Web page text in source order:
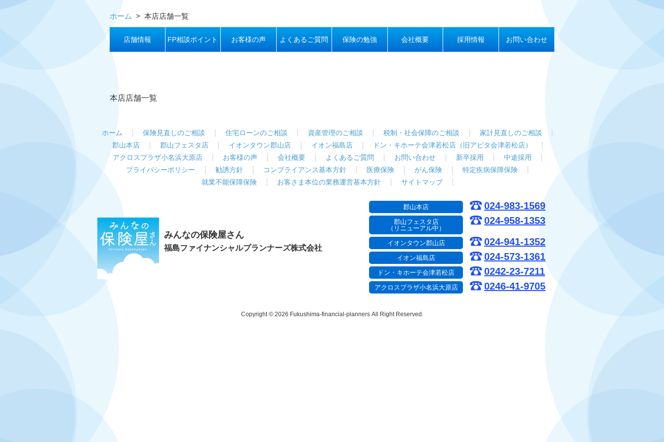
ホーム > 本店店舗一覧
店舗情報 FP相談ポイント お客様の声 よくあるご質問 保険の勉強 会社概要 採用情報 お問い合わせ
本店店舗一覧
ホーム 保険見直しのご相談 住宅ローンのご相談 資産管理のご相談 税制・社会保障のご相談
家計見直しのご相談
郡山本店
郡山フェスタ店 イオンタウン郡山店 イオン福島店
ドン・キホーテ会津若松店（旧アピタ会津若松店）
アクロスプラザ小名浜大原店
お客様の声 会社概要 よくあるご質問 お問い合わせ 新卒採用
中途採用
プライバシーポリシー
勧誘方針 コンプライアンス基本方針 医療保険 がん保険
特定疾病保障保険
就業不能保障保険
お客さま本位の業務運営基本方針 サイトマップ
みんなの保険屋さん
福島ファイナンシャルプランナーズ株式会社
郡山本店 024-983-1569
郡山フェスタ店
（リニューアル中）
024-958-1353
イオンタウン郡山店 024-941-1352
イオン福島店 024-573-1361
ドン・キホーテ会津若松店 0242-23-7211
アクロスプラザ小名浜大原店 0246-41-9705
Copyright © 2026 Fukushima-financial-planners All Right Reserved.